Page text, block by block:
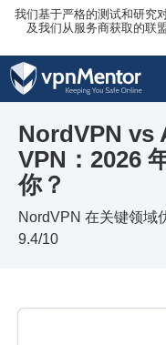
我们基于严格的测试和研究
及我们从服务商获取的联
NordVPN vs
VPN：2026
你？
NordVPN 在关键领域
9.4/10